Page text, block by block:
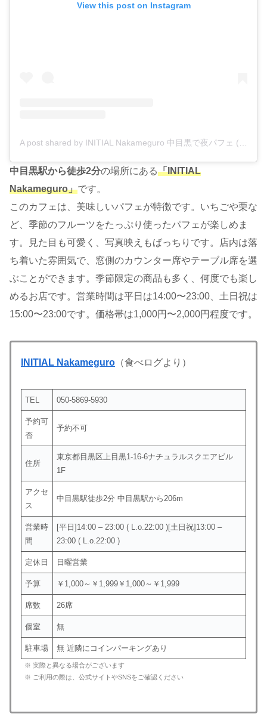
View this post on Instagram
中目黒駅から徒歩2分の場所にある「INITIAL
Nakameguro」です。
このカフェは、美味しいパフェが特徴です。いちごや栗な
ど、季節のフルーツをたっぷり使ったパフェが楽しめま
す。見た目も可愛く、写真映えもばっちりです。店内は落
ち着いた雰囲気で、窓側のカウンター席やテーブル席を選
ぶことができます。季節限定の商品も多く、何度でも楽し
めるお店です。営業時間は平日は14:00〜23:00、土日祝は
15:00〜23:00です。価格帯は1,000円〜2,000円程度です。
INITIAL Nakameguro （食べログより）
TEL 050-5869-5930
予約可
否
予約不可
住所
東京都目黒区上目黒1-16-6ナチュラルスクエアビル
1F
アクセ
ス
中目黒駅徒歩2分 中目黒駅から206m
営業時
間
[平日]14:00 – 23:00 ( L.o.22:00 )[土日祝]13:00 –
23:00 ( L.o.22:00 )
定休日 日曜営業
予算 ￥1,000～￥1,999￥1,000～￥1,999
席数 26席
個室 無
駐車場 無 近隣にコインパーキングあり
※ 実際と異なる場合がございます
※ ご利用の際は、公式サイトやSNSをご確認ください